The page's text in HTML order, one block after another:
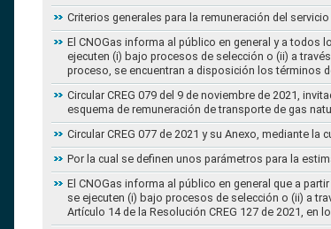
Criterios generales para la remuneración del
El CNOGas informa al público en general y a
ejecuten (i) bajo procesos de selección o (ii) a
proceso, se encuentran a disposición los términos
Circular CREG 079 del 9 de noviembre de 2021,
esquema de remuneración de transporte de gas
Circular CREG 077 de 2021 y su Anexo, mediante
Por la cual se definen unos parámetros para la
El CNOGas informa al público en general que a
se ejecuten (i) bajo procesos de selección o (ii) a
Artículo 14 de la Resolución CREG 127 de 2021,